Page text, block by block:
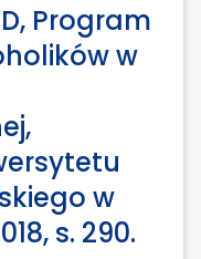
Program
w
w
s. 290.